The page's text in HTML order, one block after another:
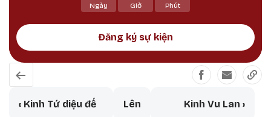
Ngày Giờ Phút
Đăng ký sự kiện
Book traversal links for Kinh điển
‹ Kinh Tứ diệu đế Lên Kinh Vu Lan›